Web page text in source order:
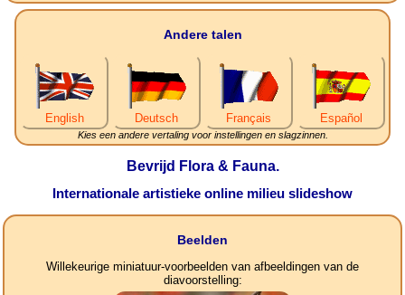
Andere talen
English Deutsch Français Español
Kies een andere vertaling voor instellingen en slagzinnen.
Bevrijd Flora & Fauna.
Internationale artistieke online milieu slideshow
Beelden
Willekeurige miniatuur-voorbeelden van afbeeldingen van de
diavoorstelling: